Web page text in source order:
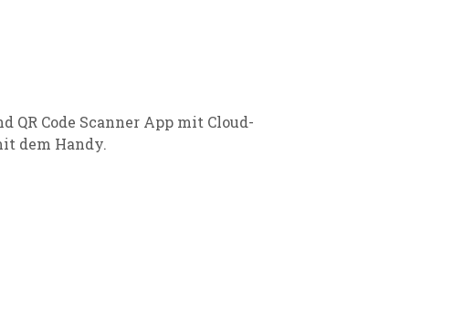
QR Code Scanner App mit Cloud-
dem Handy.